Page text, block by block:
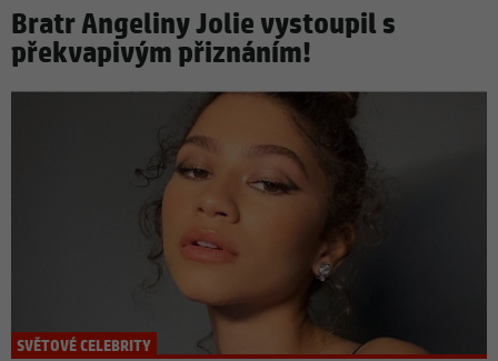
Bratr Angeliny Jolie vystoupil s
překvapivým přiznáním!
SVĚTOVÉ CELEBRITY